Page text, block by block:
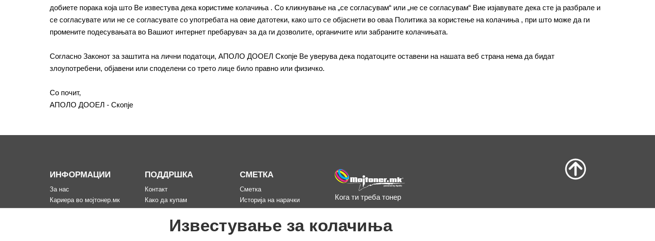
Известување за колачиња
добиете порака која што Ве известува дека користиме колачиња . Со кликнување на „се согласувам“ или „не се согласувам“ Вие изјавувате дека сте ја разбрале и
се согласувате или не се согласувате со употребата на овие датотеки, како што се објаснети во оваа Политика за користење на колачиња , при што може да ги
промените подесувањата во Вашиот интернет пребарувач за да ги дозволите, органичите или забраните колачињата.
Согласно Законот за заштита на лични податоци, АПОЛО ДООЕЛ Скопје Ве уверува дека податоците оставени на нашата веб страна нема да бидат
злоупотребени, објавени или споделени со трето лице било правно или физичко.
Со почит,
АПОЛО ДООЕЛ - Скопје
ИНФОРМАЦИИ
За нас
Кариера во мојтонер.мк
Информации за испорака
ПОДДРШКА
Контакт
Како да купам
Рекламација за производ
Мапа на сајтот
СМЕТКА
Сметка
Историја на нарачки
Омилени
Кога ти треба тонер